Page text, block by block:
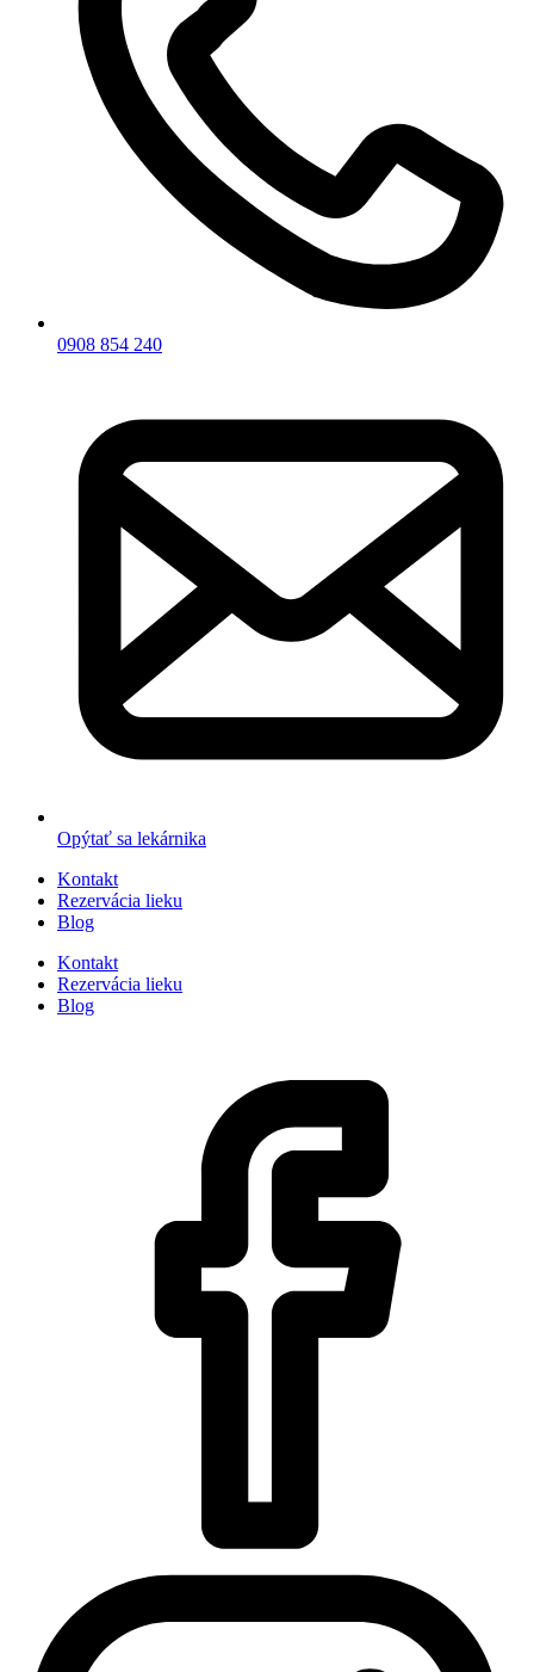
0908 854 240
Opýtať sa lekárnika
Kontakt
Rezervácia lieku
Blog
Kontakt
Rezervácia lieku
Blog